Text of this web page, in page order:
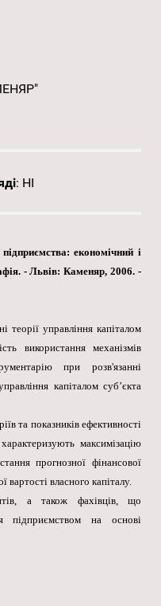
: НІ
економічний і
- Львів: Каменяр, 2006. -
теорії управління капіталом
використання механізмів
при розв'язанні
капіталом суб’єкта
та показників ефективності
максимізацію
прогнозної фінансової
вартості власного капіталу.
а також фахівців, що
підприємством на основі